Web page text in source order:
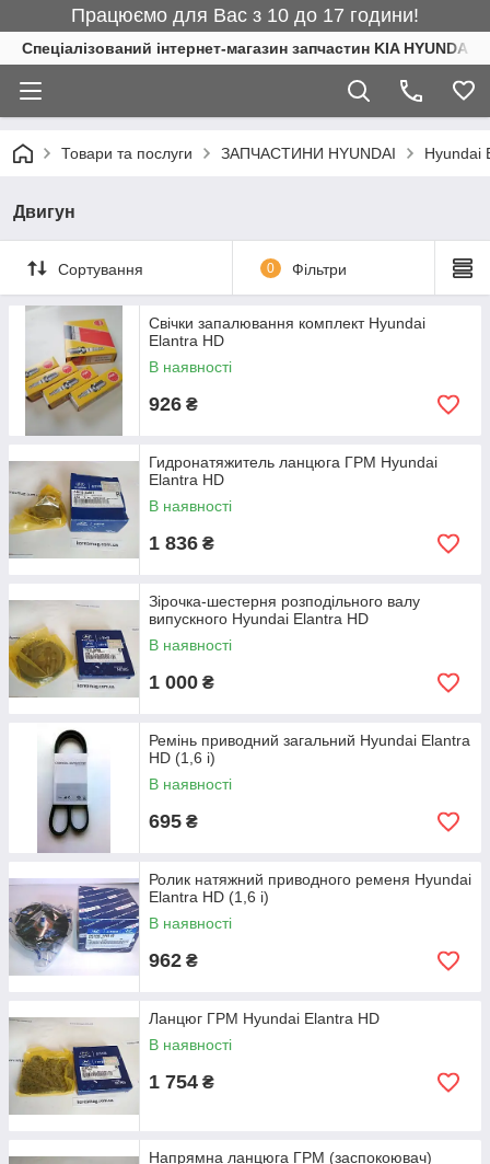
Працюємо для Вас з 10 до 17 години!
Спеціалізований інтернет-магазин запчастин KIA HYUNDAI
Товари та послуги ЗАПЧАСТИНИ HYUNDAI Hyundai
Двигун
Сортування 0 Фільтри
Свічки запалювання комплект Hyundai
Elantra HD
В наявності
926 ₴
Гидронатяжитель ланцюга ГРМ Hyundai
Elantra HD
В наявності
1 836 ₴
Зірочка-шестерня розподільного валу
випускного Hyundai Elantra HD
В наявності
1 000 ₴
Ремінь приводний загальний Hyundai Elantra
HD (1,6 i)
В наявності
695 ₴
Ролик натяжний приводного ременя Hyundai
Elantra HD (1,6 i)
В наявності
962 ₴
Ланцюг ГРМ Hyundai Elantra HD
В наявності
1 754 ₴
Напрямна ланцюга ГРМ (заспокоювач)